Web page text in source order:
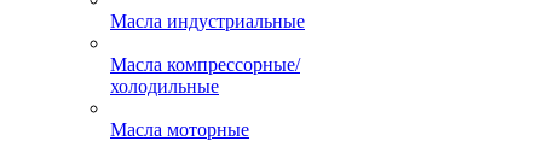
Масла индустриальные
Масла компрессорные/
холодильные
Масла моторные